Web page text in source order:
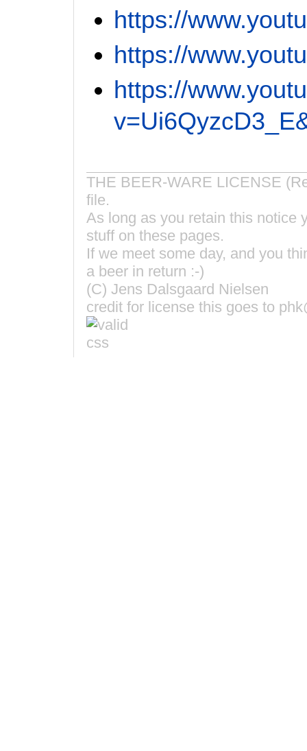
https://
https://
https://
THE BEER-WARE LICENSE
file.
As long as you retain this notice
stuff on these pages.
If we meet some day, and you
a beer in return :-)
(C) Jens Dalsgaard Nielsen
credit for license this goes to